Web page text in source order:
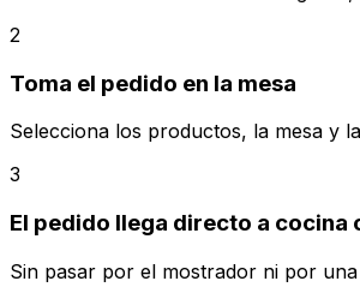
2
Toma el pedido en la mesa
Selecciona los productos, la mesa y
3
El pedido llega directo a cocina
Sin pasar por el mostrador ni por